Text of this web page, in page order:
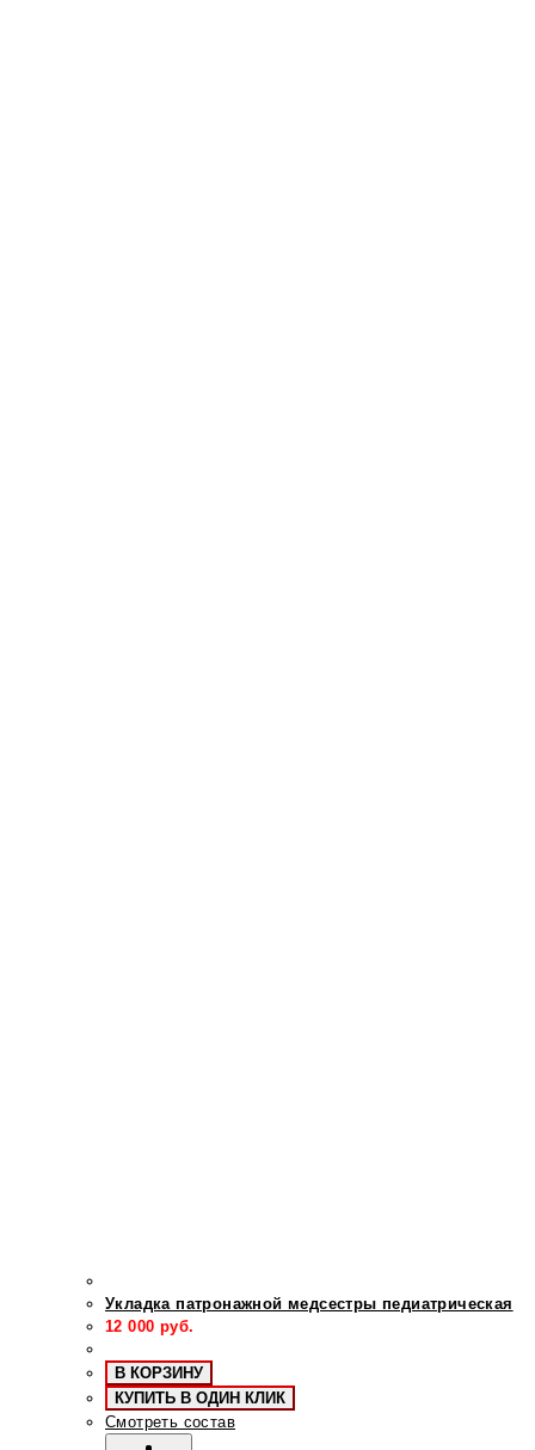
Укладка патронажной медсестры педиатрическая
12 000 руб.
В КОРЗИНУ
КУПИТЬ В ОДИН КЛИК
Смотреть состав